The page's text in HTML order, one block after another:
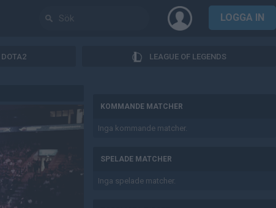
LOGGA IN
DOTA2 LEAGUE OF LEGENDS
KOMMANDE MATCHER
Inga kommande matcher.
SPELADE MATCHER
Inga spelade matcher.